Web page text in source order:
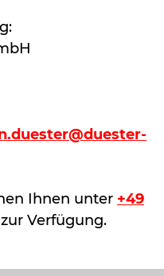
Ihnen unter +49
Verfügung.